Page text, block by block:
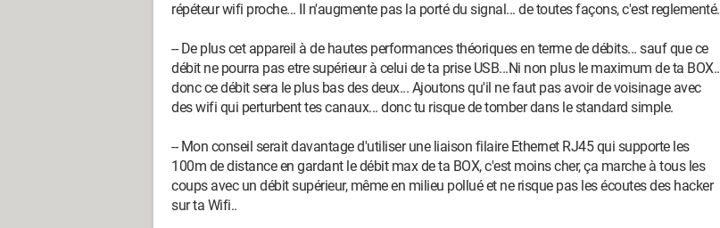
répéteur wifi proche... Il n'augmente pas la porté du signal... de toutes façons, c'est reglementé.
-- De plus cet appareil à de hautes performances théoriques en terme de débits... sauf que ce
débit ne pourra pas etre supérieur à celui de ta prise USB...Ni non plus le maximum de ta BOX..
donc ce débit sera le plus bas des deux... Ajoutons qu'il ne faut pas avoir de voisinage avec
des wifi qui perturbent tes canaux... donc tu risque de tomber dans le standard simple.
-- Mon conseil serait davantage d'utiliser une liaison filaire Ethernet RJ45 qui supporte les
100m de distance en gardant le débit max de ta BOX, c'est moins cher, ça marche à tous les
coups avec un débit supérieur, même en milieu pollué et ne risque pas les écoutes des hacker
sur ta Wifi..